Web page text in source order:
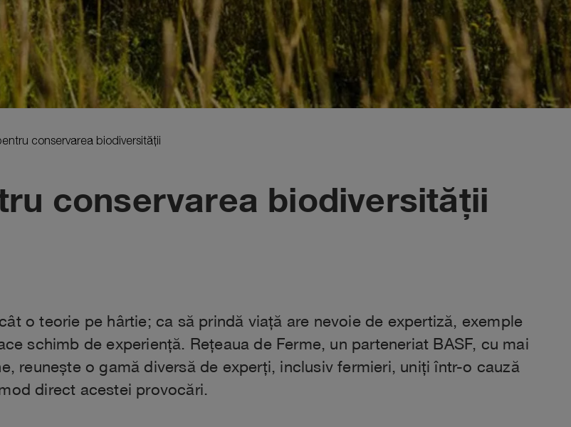
conservarea biodiversității
conservarea biodiversității
o teorie pe hârtie; ca să prindă viață are nevoie de expertiză, exemple
schimb de experiență. Rețeaua de Ferme, un parteneriat BASF, cu mai
reunește o gamă diversă de experți, inclusiv fermieri, uniți într-o cauză
direct acestei provocări.